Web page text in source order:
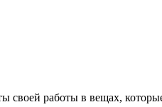
своей работы в вещах,